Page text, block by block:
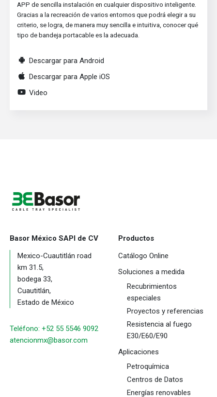
APP de sencilla instalación en cualquier dispositivo inteligente.
Gracias a la recreación de varios entornos que podrá elegir a su
criterio, se logra, de manera muy sencilla e intuitiva, conocer qué
tipo de bandeja portacable es la adecuada.
Descargar para Android
Descargar para Apple iOS
Video
Basor México SAPI de CV
Mexico-Cuautitlán road
km 31.5,
bodega 33,
Cuautitlán,
Estado de México
Teléfono: +52 55 5546 9092
atencionmx@basor.com
Productos
Catálogo Online
Soluciones a medida
Recubrimientos
especiales
Proyectos y referencias
Resistencia al fuego
E30/E60/E90
Aplicaciones
Petroquímica
Centros de Datos
Energías renovables